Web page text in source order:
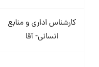
کارشناس اداری و منابع
انسانی- آقا